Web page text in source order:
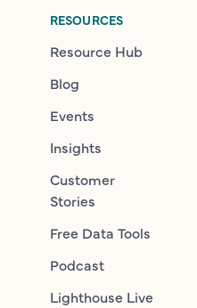
RESOURCES
Resource Hub
Blog
Events
Insights
Customer
Stories
Free Data Tools
Podcast
Lighthouse Live